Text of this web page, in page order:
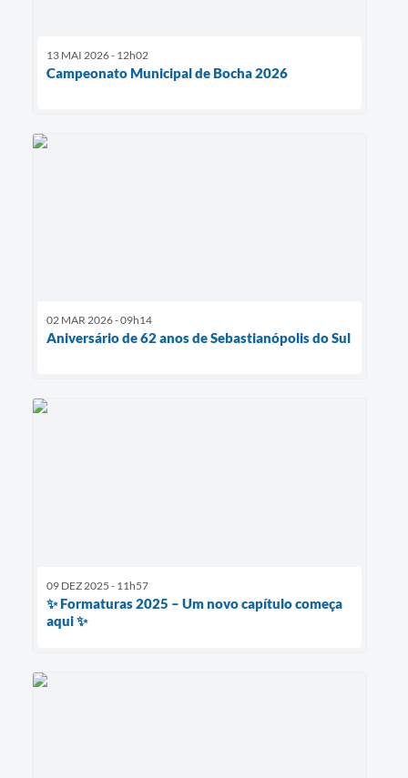
13 MAI 2026 - 12h02
Campeonato Municipal de Bocha 2026
02 MAR 2026 - 09h14
Aniversário de 62 anos de Sebastianópolis do Sul
09 DEZ 2025 - 11h57
✨ Formaturas 2025 – Um novo capítulo começa
aqui ✨